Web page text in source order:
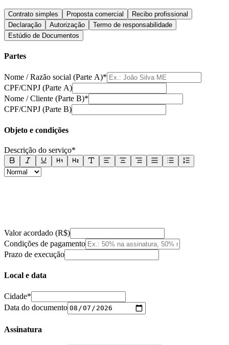
Contrato simples Proposta comercial
Recibo profissional
Declaração
Autorização
Termo de responsabilidade
Estúdio de Documentos
Partes
Nome / Razão social (Parte A)*
CPF/CNPJ (Parte A)
Nome / Cliente (Parte B)*
CPF/CNPJ (Parte B)
Objeto e condições
Descrição do serviço*
Valor acordado (R$)
Condições de pagamento
Prazo de execução
Local e data
Cidade*
Data do documento
Assinatura